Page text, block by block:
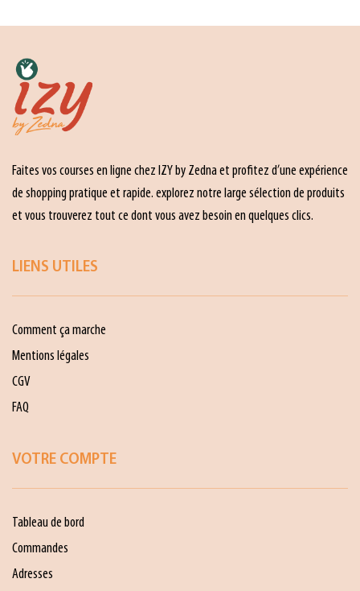
Faites vos courses en ligne chez IZY by Zedna et profitez d’une expérience
de shopping pratique et rapide. explorez notre large sélection de produits
et vous trouverez tout ce dont vous avez besoin en quelques clics.
LIENS UTILES
Comment ça marche
Mentions légales
CGV
FAQ
VOTRE COMPTE
Tableau de bord
Commandes
Adresses